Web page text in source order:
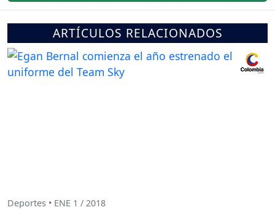
ARTÍCULOS RELACIONADOS
Deportes • ENE 1 / 2018